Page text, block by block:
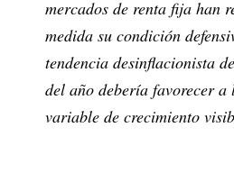
mercados de renta fija han
medida su condición
tendencia desinflacionista
del año debería favorecer
variable de crecimiento